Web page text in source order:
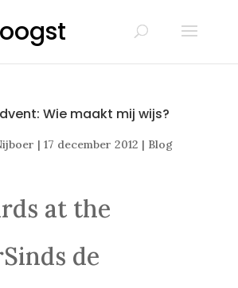
Wie maakt mij wijs?
| 17 december 2012 | Blog
at the
de